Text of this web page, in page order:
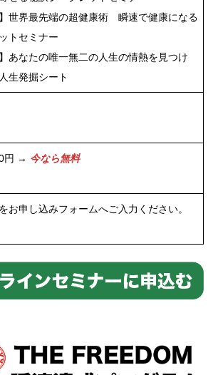
】世界最先端の超健康術 瞬速で健康になる
トセミナー
】あなたの唯一無二の人生の情熱を見つけ
生発掘シート
円 → 今なら無料
お申し込みフォームへご入力ください。